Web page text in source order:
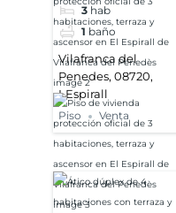
oficial de 3
habitaciones,
terraza y
ascensor en El
Espirall de
Vilafranca del
Penedès
3 hab
1 baño
Vilafranca del
Penedes, 08720,
LEspirall
Piso Venta